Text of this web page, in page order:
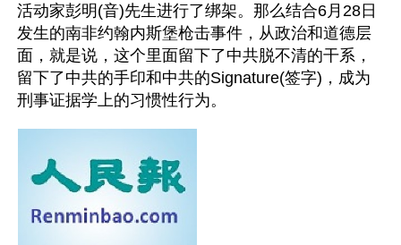
活动家彭明(音)先生进行了绑架。那么结合6月28日
发生的南非约翰内斯堡枪击事件，从政治和道德层
面，就是说，这个里面留下了中共脱不清的干系，
留下了中共的手印和中共的Signature(签字)，成为
刑事证据学上的习惯性行为。